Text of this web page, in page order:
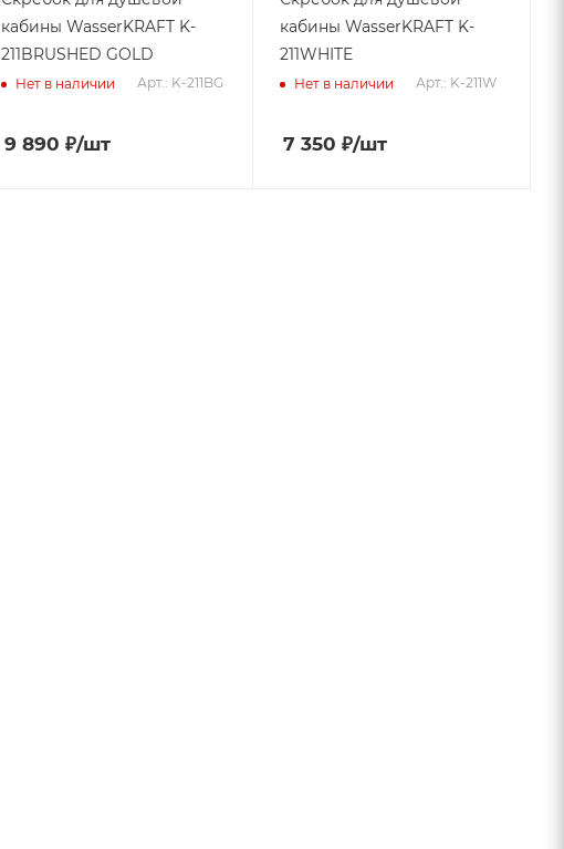
кабины WasserKRAFT K-
211BRUSHED GOLD
Нет в наличии Арт.: K-211BG
9 890 ₽/шт
кабины WasserKRAFT K-
211WHITE
Нет в наличии Арт.: K-211W
7 350 ₽/шт